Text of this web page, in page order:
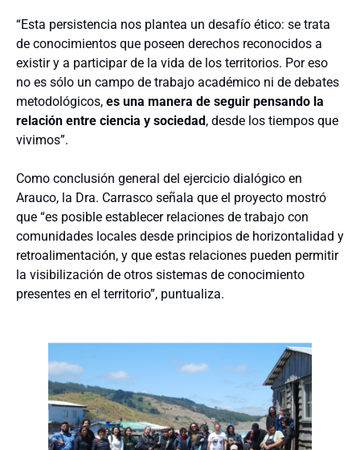
“Esta persistencia nos plantea un desafío ético: se trata
de conocimientos que poseen derechos reconocidos a
existir y a participar de la vida de los territorios. Por eso
no es sólo un campo de trabajo académico ni de debates
metodológicos, es una manera de seguir pensando la
relación entre ciencia y sociedad, desde los tiempos que
vivimos”.
Como conclusión general del ejercicio dialógico en
Arauco, la Dra. Carrasco señala que el proyecto mostró
que “es posible establecer relaciones de trabajo con
comunidades locales desde principios de horizontalidad y
retroalimentación, y que estas relaciones pueden permitir
la visibilización de otros sistemas de conocimiento
presentes en el territorio”, puntualiza.